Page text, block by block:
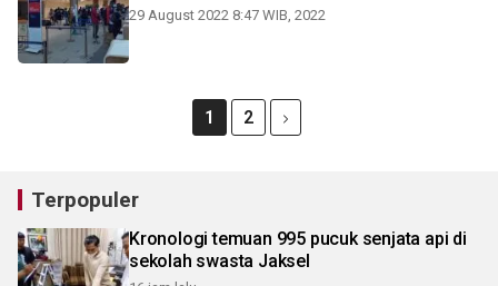
29 August 2022 8:47 WIB, 2022
1 2
Terpopuler
Kronologi temuan 995 pucuk senjata api di
sekolah swasta Jaksel